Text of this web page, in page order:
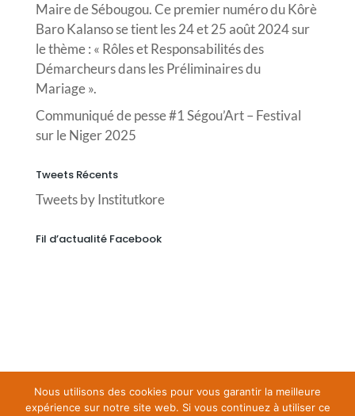
Maire de Sébougou. Ce premier numéro du Kôrè
Baro Kalanso se tient les 24 et 25 août 2024 sur
le thème : « Rôles et Responsabilités des
Démarcheurs dans les Préliminaires du
Mariage ».
Communiqué de pesse #1 Ségou’Art – Festival
sur le Niger 2025
Tweets Récents
Tweets by Institutkore
Fil d’actualité Facebook
Nous utilisons des cookies pour vous garantir la meilleure
expérience sur notre site web. Si vous continuez à utiliser ce